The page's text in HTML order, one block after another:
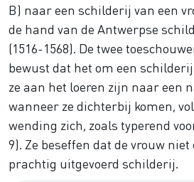
B) naar een schilderij van een
de hand van de Antwerpse
(1516-1568). De twee
bewust dat het om een
ze aan het loeren zijn naar een
wanneer ze dichterbij komen,
wending zich, zoals typerend
9). Ze beseffen dat de vrouw
prachtig uitgevoerd schilderij.